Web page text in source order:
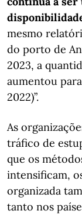
mesmo
do porto de
2023, a
aumentou para
2022)”.
As
tráfico de
que os
intensificam,
organizada
tanto nos